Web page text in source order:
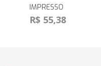
IMPRESSO
R$ 55,38